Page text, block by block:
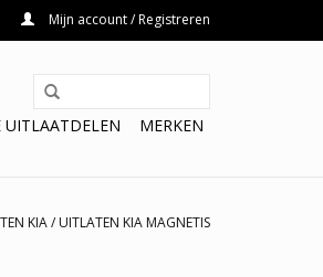
Mijn account / Registreren
UITLAATDELEN MERKEN
KIA/ UITLATEN KIA MAGNETIS